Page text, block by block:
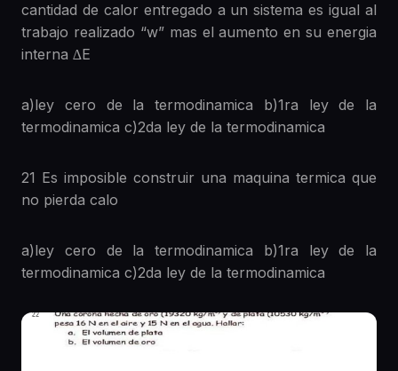
cantidad de calor entregado a un sistema es igual al
trabajo realizado “w” mas el aumento en su energia
interna ∆E
a)ley cero de la termodinamica b)1ra ley de la
termodinamica c)2da ley de la termodinamica
21 Es imposible construir una maquina termica que
no pierda calo
a)ley cero de la termodinamica b)1ra ley de la
termodinamica c)2da ley de la termodinamica